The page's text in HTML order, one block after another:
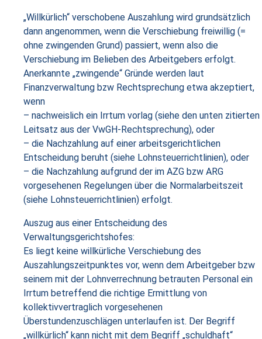
„Willkürlich“ verschobene Auszahlung wird grundsätzlich
dann angenommen, wenn die Verschiebung freiwillig (=
ohne zwingenden Grund) passiert, wenn also die
Verschiebung im Belieben des Arbeitgebers erfolgt.
Anerkannte „zwingende“ Gründe werden laut
Finanzverwaltung bzw Rechtsprechung etwa akzeptiert,
wenn
– nachweislich ein Irrtum vorlag (siehe den unten zitierten
Leitsatz aus der VwGH-Rechtsprechung), oder
– die Nachzahlung auf einer arbeitsgerichtlichen
Entscheidung beruht (siehe Lohnsteuerrichtlinien), oder
– die Nachzahlung aufgrund der im AZG bzw ARG
vorgesehenen Regelungen über die Normalarbeitszeit
(siehe Lohnsteuerrichtlinien) erfolgt.
Auszug aus einer Entscheidung des
Verwaltungsgerichtshofes:
Es liegt keine willkürliche Verschiebung des
Auszahlungszeitpunktes vor, wenn dem Arbeitgeber bzw
seinem mit der Lohnverrechnung betrauten Personal ein
Irrtum betreffend die richtige Ermittlung von
kollektivvertraglich vorgesehenen
Überstundenzuschlägen unterlaufen ist. Der Begriff
„willkürlich“ kann nicht mit dem Begriff „schuldhaft“